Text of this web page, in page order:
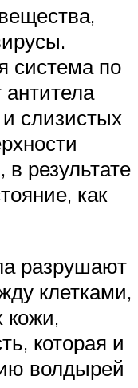
система по
слизистых
в результате
как
разрушают
клетками,
кожи,
которая и
волдырей